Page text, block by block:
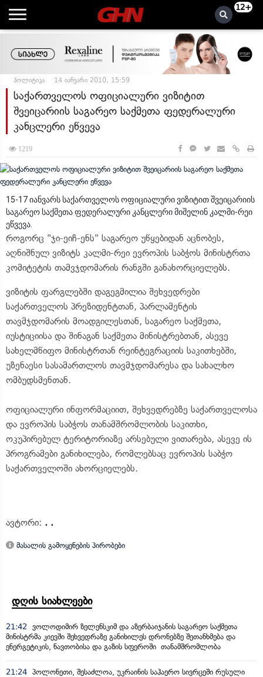
12+
პოლიტიკა 14 იანვარი 2010, 15:59
საქართველოს ოფიციალური ვიზიტით
შვეიცარიის საგარეო საქმეთა ფედერალური
კანცლერი ეწვევა
1219
15-17 იანვარს საქართველოს ოფიციალური ვიზიტით შვეიცარიის
საგარეო საქმეთა ფედერალური კანცლერი მიშელინ კალმი-რეი
ეწვევა.
როგორც "ჯი-ეიჩ-ენს" საგარეო უწყებიდან აცნობეს,
აღნიშნულ ვიზიტს კალმი-რეი ევროპის საბჭოს მინისტრთა
კომიტეტის თამვჯდომარის რანგში განახორციელებს.
ვიზიტის ფარგლებში დაგეგმილია შეხვედრები
საქართველოს პრეზიდენტთან, პარლამენტის
თავმჯდომარის მოადგილესთან, საგარეო საქმეთა,
იუსტიციისა და შინაგან საქმეთა მინისტრებთან, ასევე
სახელმწიფო მინისტრთან რეინტეგრაციის საკითხებში,
უზენაესი სასამართლოს თავმჯდომარესა და სახალხო
ომბუდსმენთან.
ოფიციალური ინფორმაციით, შეხვედრებზე საქართველოსა
და ევროპის საბჭოს თანამშრომლობის საკითხი,
ოკუპირებულ ტერიტორიაზე არსებული ვითარება, ასევე ის
პროგრამები განიხილება, რომლებსაც ევროპის საბჭო
საქართველოში ახორციელებს.
ავტორი: . .
მასალის გამოყენების პირობები
დღის სიახლეები
21:42 ვოლოდიმირ ზელენსკიმ და აზერბაიჯანის საგარეო საქმეთა
მინისტრმა კიევში შეხვედრაზე განიხილეს დრონებზე შეთანხმება და
ენერგეტიკის, ნავთობისა და გაზის სფეროში თანამშრომლობა
21:24 პოლონეთი, შესაძლოა, უკრაინის საჰაერო სივრცეში რუსული